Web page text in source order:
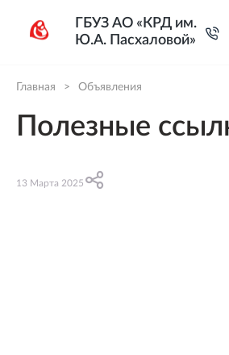
Главная > Объявления
Полезные
13 Марта 2025
ГБУЗ АО «КРД им.
Ю.А. Пасхаловой»